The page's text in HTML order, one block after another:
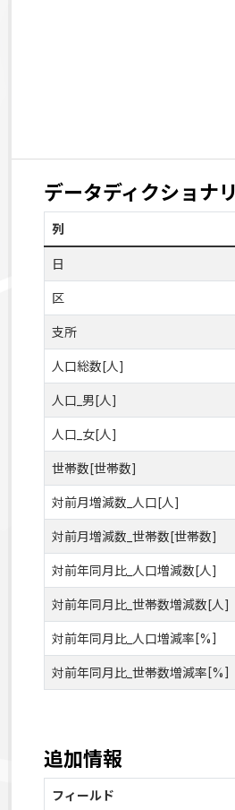
データディクショナリ
列
日
区
支所
人口総数[人]
人口_男[人]
人口_女[人]
世帯数[世帯数]
対前月増減数_人口[人]
対前月増減数_世帯数[世帯数]
対前年同月比_人口増減数[人]
対前年同月比_世帯数増減数[人]
対前年同月比_人口増減率[%]
対前年同月比_世帯数増減率[%]
追加情報
フィールド